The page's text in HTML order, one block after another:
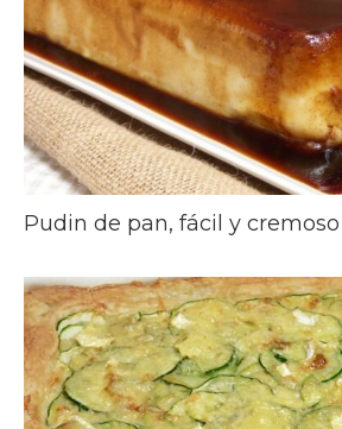
Pudin de pan, fácil y cremoso